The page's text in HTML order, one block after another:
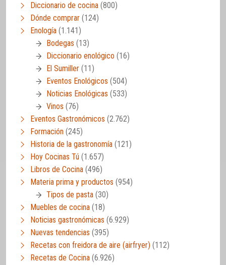
Diccionario de cocina (800)
Dónde comprar (124)
Enología (1.141)
Bodegas (13)
Diccionario enológico (16)
El Sumiller (11)
Eventos Enológicos (504)
Noticias Enológicas (533)
Vinos (76)
Eventos Gastronómicos (2.762)
Formación (245)
Historia de la gastronomía (121)
Hoy Cocinas Tú (1.657)
Libros de Cocina (496)
Materia prima y productos (954)
Tipos de pasta (30)
Muebles de cocina (18)
Noticias gastronómicas (6.929)
Nuevas tendencias (395)
Recetas con freidora de aire (airfryer) (112)
Recetas de Cocina (6.926)